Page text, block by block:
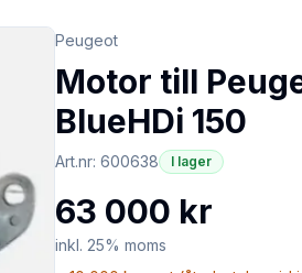
Peugeot
Motor till
BlueHDi 150
Art.nr: 600638 I lager
63 000 kr
inkl. 25% moms